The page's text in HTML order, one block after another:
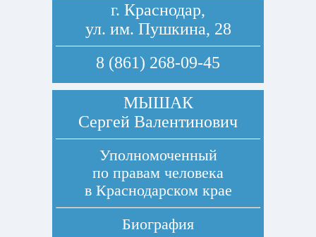
г. Краснодар,
ул. им. Пушкина, 28
8 (861) 268-09-45
МЫШАК
Сергей Валентинович
Уполномоченный
по правам человека
в Краснодарском крае
Биография